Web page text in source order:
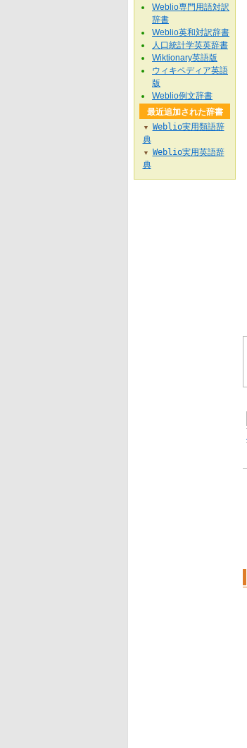
Weblio専門用語対訳
辞書
Weblio英和対訳辞書
人口統計学英英辞書
Wiktionary英語版
ウィキペディア英語
版
Weblio例文辞書
最近追加された辞書
▼
Weblio実用類語辞
典
▼
Weblio実用英語辞
典